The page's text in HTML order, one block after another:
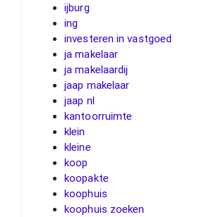
ijburg
ing
investeren in vastgoed
ja makelaar
ja makelaardij
jaap makelaar
jaap nl
kantoorruimte
klein
kleine
koop
koopakte
koophuis
koophuis zoeken